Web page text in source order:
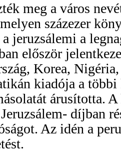
meg a város
százezer
jeruzsálemi a
először
Korea,
ki­adója a többi
árusította.
díjban
Az idén a